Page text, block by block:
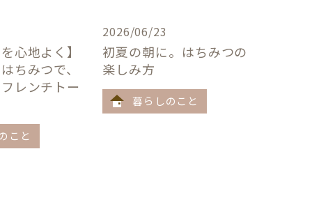
心地よく】
ちみつで、
レンチトー
こと
2026/06/23
初夏の朝に。はちみつの
楽しみ方
暮らしのこと